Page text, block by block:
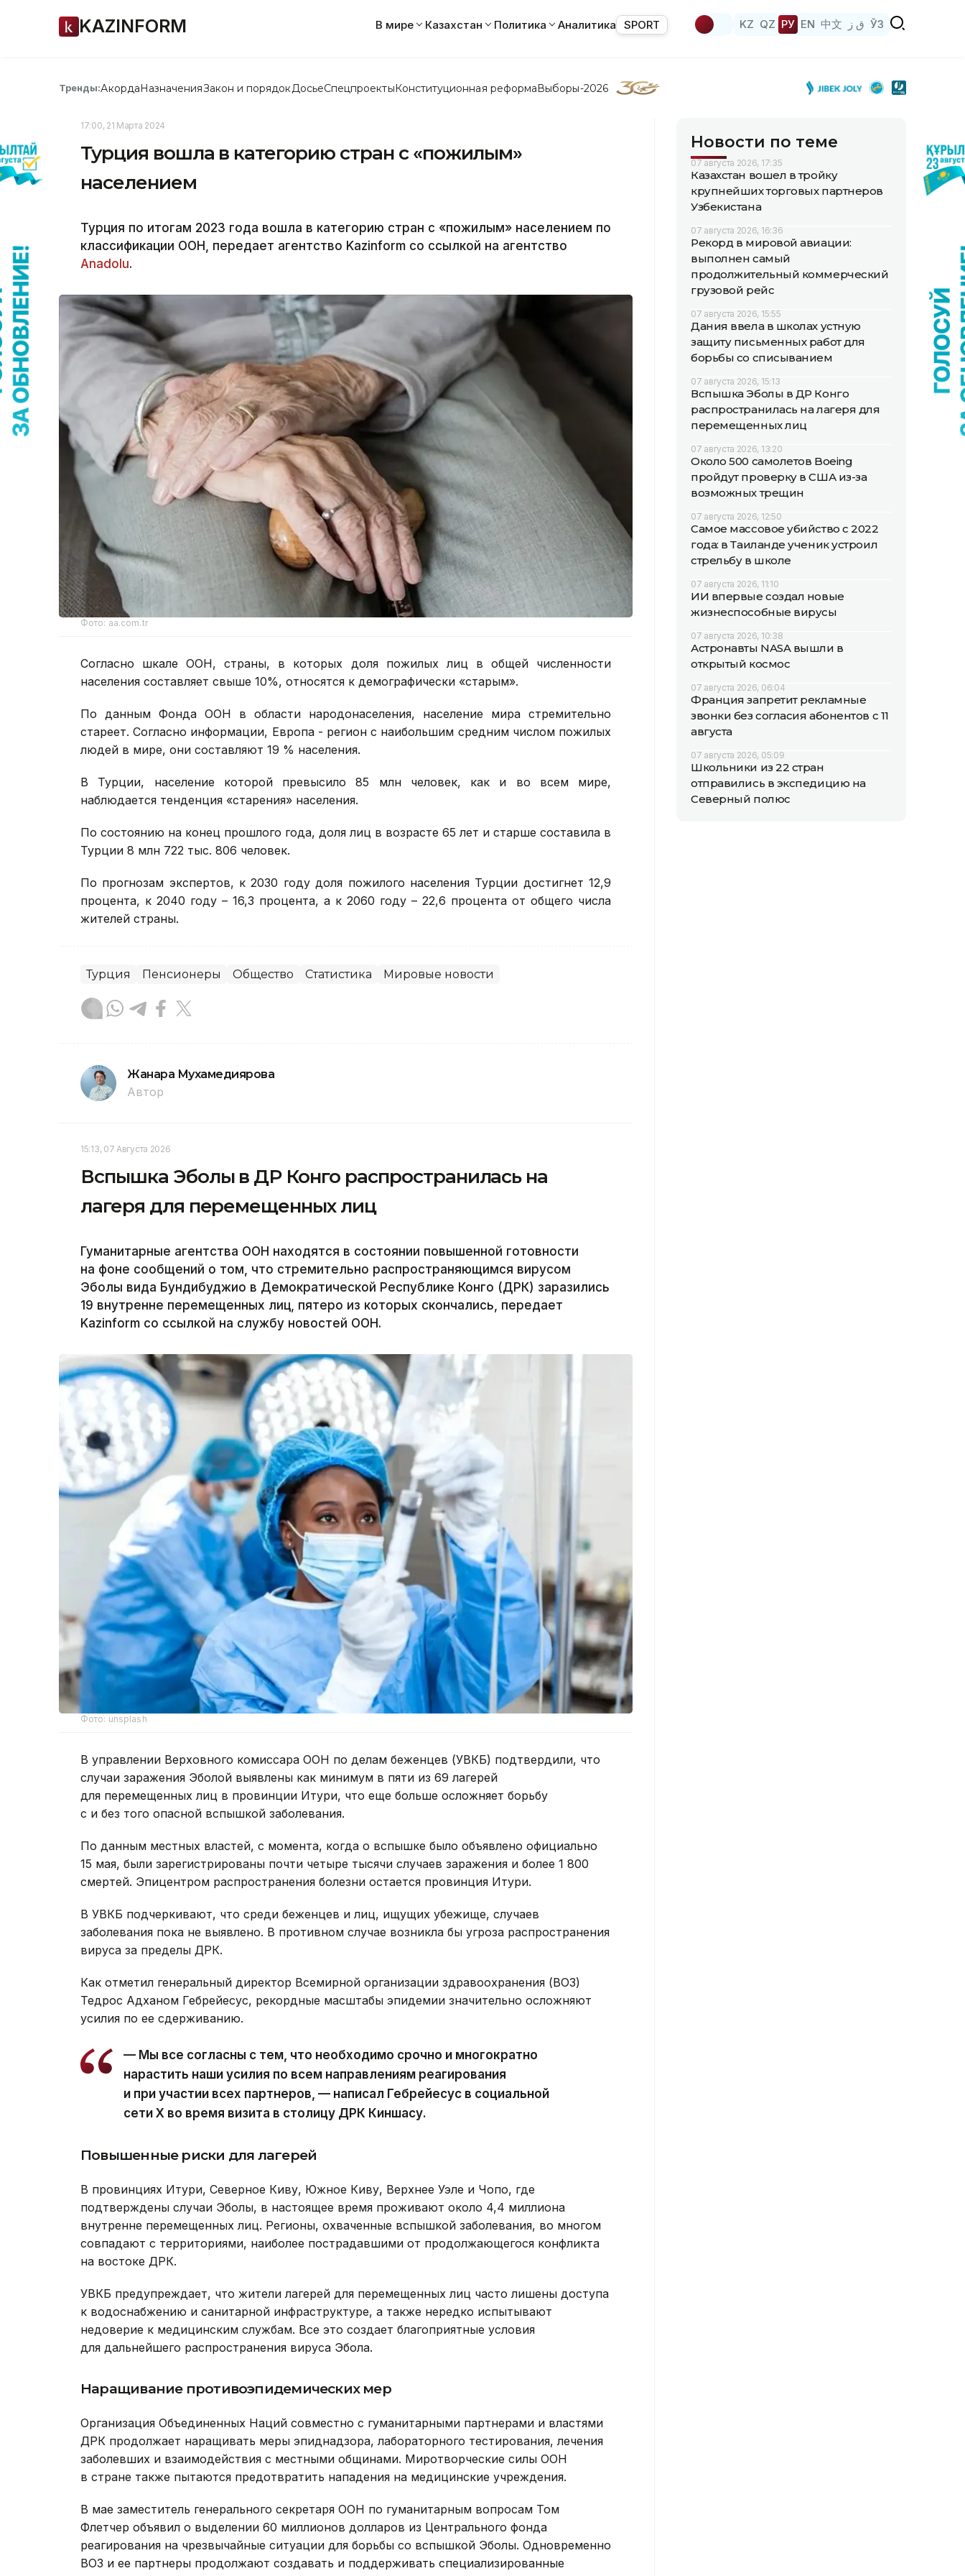
KAZINFORM В мире Казахстан Политика Аналитика SPORT KZ QZ РУ EN 中文 ق ز ЎЗ
Тренды:АкордаНазначенияЗакон и порядок ДосьеСпецпроектыКонституционная реформаВыборы-2026
17:00, 21 Марта 2024
Турция вошла в категорию стран с «пожилым»
населением
Турция по итогам 2023 года вошла в категорию стран с «пожилым» населением по
классификации ООН, передает агентство Kazinform со ссылкой на агентство
Anadolu.
Фото: aa.com.tr
Согласно шкале ООН, страны, в которых доля пожилых лиц в общей численности
населения составляет свыше 10%, относятся к демографически «старым».
По данным Фонда ООН в области народонаселения, население мира стремительно
стареет. Согласно информации, Европа - регион с наибольшим средним числом пожилых
людей в мире, они составляют 19 % населения.
В Турции, население которой превысило 85 млн человек, как и во всем мире,
наблюдается тенденция «старения» населения.
По состоянию на конец прошлого года, доля лиц в возрасте 65 лет и старше составила в
Турции 8 млн 722 тыс. 806 человек.
По прогнозам экспертов, к 2030 году доля пожилого населения Турции достигнет 12,9
процента, к 2040 году – 16,3 процента, а к 2060 году – 22,6 процента от общего числа
жителей страны.
Турция Пенсионеры Общество Статистика Мировые новости
Жанара Мухамедиярова
Автор
15:13, 07 Августа 2026
Вспышка Эболы в ДР Конго распространилась на
лагеря для перемещенных лиц
Гуманитарные агентства ООН находятся в состоянии повышенной готовности
на фоне сообщений о том, что стремительно распространяющимся вирусом
Эболы вида Бундибуджио в Демократической Республике Конго (ДРК) заразились
19 внутренне перемещенных лиц, пятеро из которых скончались, передает
Kazinform со ссылкой на службу новостей ООН.
Фото: unsplash
В управлении Верховного комиссара ООН по делам беженцев (УВКБ) подтвердили, что
случаи заражения Эболой выявлены как минимум в пяти из 69 лагерей
для перемещенных лиц в провинции Итури, что еще больше осложняет борьбу
с и без того опасной вспышкой заболевания.
По данным местных властей, с момента, когда о вспышке было объявлено официально
15 мая, были зарегистрированы почти четыре тысячи случаев заражения и более 1 800
смертей. Эпицентром распространения болезни остается провинция Итури.
В УВКБ подчеркивают, что среди беженцев и лиц, ищущих убежище, случаев
заболевания пока не выявлено. В противном случае возникла бы угроза распространения
вируса за пределы ДРК.
Как отметил генеральный директор Всемирной организации здравоохранения (ВОЗ)
Тедрос Адханом Гебрейесус, рекордные масштабы эпидемии значительно осложняют
усилия по ее сдерживанию.
— Мы все согласны с тем, что необходимо срочно и многократно
нарастить наши усилия по всем направлениям реагирования
и при участии всех партнеров, — написал Гебрейесус в социальной
сети Х во время визита в столицу ДРК Киншасу.
Повышенные риски для лагерей
В провинциях Итури, Северное Киву, Южное Киву, Верхнее Уэле и Чопо, где
подтверждены случаи Эболы, в настоящее время проживают около 4,4 миллиона
внутренне перемещенных лиц. Регионы, охваченные вспышкой заболевания, во многом
совпадают с территориями, наиболее пострадавшими от продолжающегося конфликта
на востоке ДРК.
УВКБ предупреждает, что жители лагерей для перемещенных лиц часто лишены доступа
к водоснабжению и санитарной инфраструктуре, а также нередко испытывают
недоверие к медицинским службам. Все это создает благоприятные условия
для дальнейшего распространения вируса Эбола.
Наращивание противоэпидемических мер
Организация Объединенных Наций совместно с гуманитарными партнерами и властями
ДРК продолжает наращивать меры эпиднадзора, лабораторного тестирования, лечения
заболевших и взаимодействия с местными общинами. Миротворческие силы ООН
в стране также пытаются предотвратить нападения на медицинские учреждения.
В мае заместитель генерального секретаря ООН по гуманитарным вопросам Том
Флетчер объявил о выделении 60 миллионов долларов из Центрального фонда
реагирования на чрезвычайные ситуации для борьбы со вспышкой Эболы. Одновременно
ВОЗ и ее партнеры продолжают создавать и поддерживать специализированные
Новости по теме
07 августа 2026, 17:35
Казахстан вошел в тройку
крупнейших торговых партнеров
Узбекистана
07 августа 2026, 16:36
Рекорд в мировой авиации:
выполнен самый
продолжительный коммерческий
грузовой рейс
07 августа 2026, 15:55
Дания ввела в школах устную
защиту письменных работ для
борьбы со списыванием
07 августа 2026, 15:13
Вспышка Эболы в ДР Конго
распространилась на лагеря для
перемещенных лиц
07 августа 2026, 13:20
Около 500 самолетов Boeing
пройдут проверку в США из-за
возможных трещин
07 августа 2026, 12:50
Самое массовое убийство с 2022
года: в Таиланде ученик устроил
стрельбу в школе
07 августа 2026, 11:10
ИИ впервые создал новые
жизнеспособные вирусы
07 августа 2026, 10:38
Астронавты NASA вышли в
открытый космос
07 августа 2026, 06:04
Франция запретит рекламные
звонки без согласия абонентов с 11
августа
07 августа 2026, 05:09
Школьники из 22 стран
отправились в экспедицию на
Северный полюс